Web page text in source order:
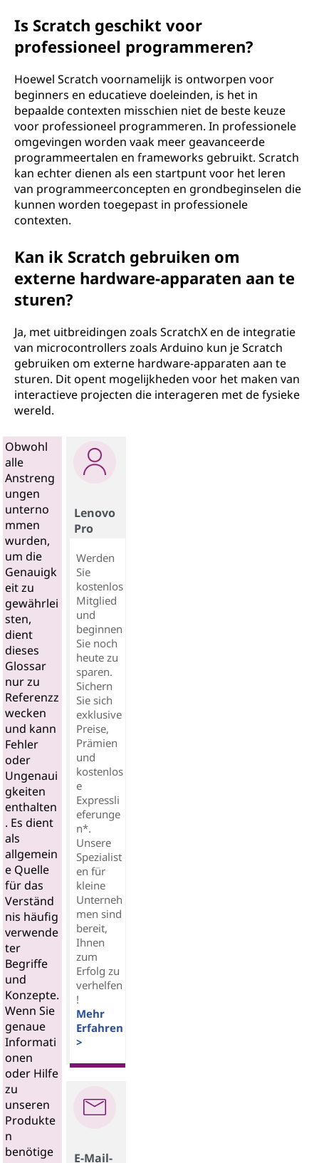
Is Scratch geschikt voor
professioneel programmeren?
Hoewel Scratch voornamelijk is ontworpen voor
beginners en educatieve doeleinden, is het in
bepaalde contexten misschien niet de beste keuze
voor professioneel programmeren. In professionele
omgevingen worden vaak meer geavanceerde
programmeertalen en frameworks gebruikt. Scratch
kan echter dienen als een startpunt voor het leren
van programmeerconcepten en grondbeginselen die
kunnen worden toegepast in professionele
contexten.
Kan ik Scratch gebruiken om
externe hardware-apparaten aan te
sturen?
Ja, met uitbreidingen zoals ScratchX en de integratie
van microcontrollers zoals Arduino kun je Scratch
gebruiken om externe hardware-apparaten aan te
sturen. Dit opent mogelijkheden voor het maken van
interactieve projecten die interageren met de fysieke
wereld.
Obwohl
alle
Anstreng
ungen
unterno
mmen
wurden,
um die
Genauigk
eit zu
gewährlei
sten,
dient
dieses
Glossar
nur zu
Referenzz
wecken
und kann
Fehler
oder
Ungenaui
gkeiten
enthalten
. Es dient
als
allgemein
e Quelle
für das
Verständ
nis häufig
verwende
ter
Begriffe
und
Konzepte.
Wenn Sie
genaue
Informati
onen
oder Hilfe
zu
unseren
Produkte
n
benötige
Lenovo
Pro
Werden
Sie
kostenlos
Mitglied
und
beginnen
Sie noch
heute zu
sparen.
Sichern
Sie sich
exklusive
Preise,
Prämien
und
kostenlos
e
Expressli
eferunge
n*.
Unsere
Spezialist
en für
kleine
Unterneh
men sind
bereit,
Ihnen
zum
Erfolg zu
verhelfen
!
Mehr
Erfahren
>
E-Mail-